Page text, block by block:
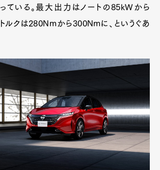
ている。最大出力はノートの85kWから
ルクは280Nmから300Nmに、というぐあ